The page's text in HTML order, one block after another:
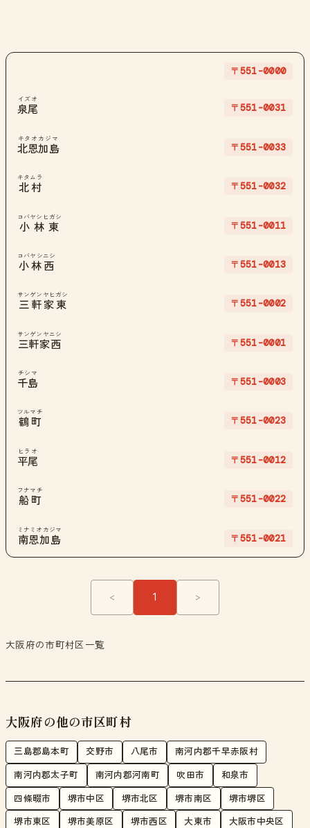
〒551-0000
泉尾
イズオ
〒551-0031
北恩加島
キタオカジマ
〒551-0033
北村
キタムラ
〒551-0032
小林東
コバヤシヒガシ
〒551-0011
小林西
コバヤシニシ
〒551-0013
三軒家東
サンゲンヤヒガシ
〒551-0002
三軒家西
サンゲンヤニシ
〒551-0001
千島
チシマ
〒551-0003
鶴町
ツルマチ
〒551-0023
平尾
ヒラオ
〒551-0012
船町
フナマチ
〒551-0022
南恩加島
ミナミオカジマ
〒551-0021
< 1 >
大阪府の市町村区一覧
大阪府の他の市区町村
三島郡島本町 交野市 八尾市 南河内郡千早赤阪村
南河内郡太子町 南河内郡河南町 吹田市 和泉市
四條畷市 堺市中区 堺市北区 堺市南区 堺市堺区
堺市東区 堺市美原区 堺市西区 大東市 大阪市中央区